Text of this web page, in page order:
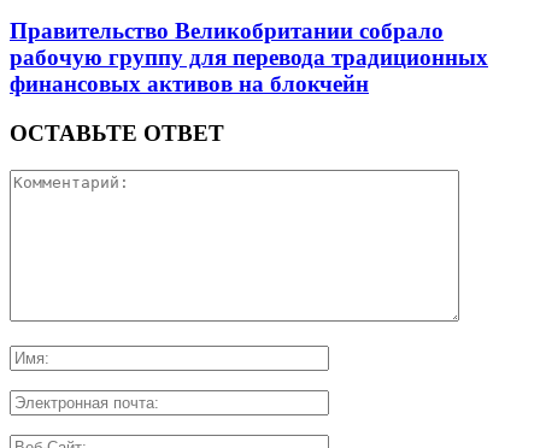
Правительство Великобритании собрало
рабочую группу для перевода традиционных
финансовых активов на блокчейн
ОСТАВЬТЕ ОТВЕТ